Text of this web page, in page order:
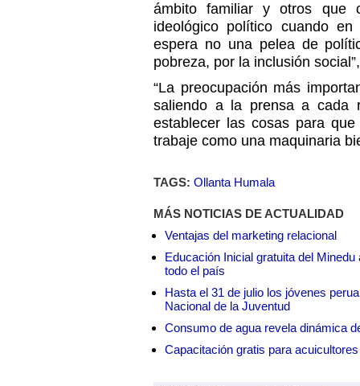
ámbito familiar y otros que
ideológico político cuando
espera no una pelea de
pobreza, por la inclusión
“La preocupación más
saliendo a la prensa a cada
establecer las cosas para
trabaje como una maquinaria
TAGS: Ollanta Humala
MÁS NOTICIAS DE ACTUALIDAD
Ventajas del marketing relacional
Educación Inicial gratuita del
todo el país
Hasta el 31 de julio los jóvenes
Nacional de la Juventud
Consumo de agua revela dinámica
Capacitación gratis para